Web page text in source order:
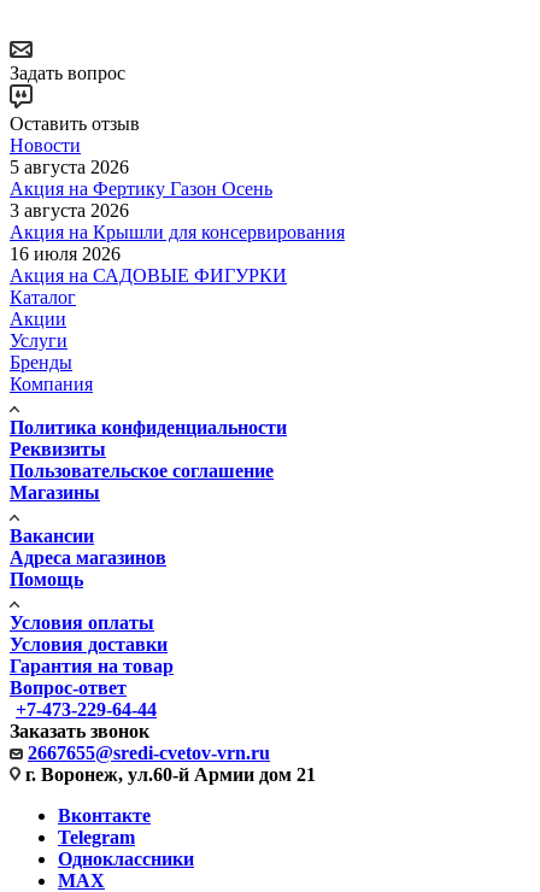
Задать вопрос
Оставить отзыв
Новости
5 августа 2026
Акция на Фертику Газон Осень
3 августа 2026
Акция на Крышли для консервирования
16 июля 2026
Акция на САДОВЫЕ ФИГУРКИ
Каталог
Акции
Услуги
Бренды
Компания
Политика конфиденциальности
Реквизиты
Пользовательское соглашение
Магазины
Вакансии
Адреса магазинов
Помощь
Условия оплаты
Условия доставки
Гарантия на товар
Вопрос-ответ
+7-473-229-64-44
Заказать звонок
2667655@sredi-cvetov-vrn.ru
г. Воронеж, ул.60-й Армии дом 21
Вконтакте
Telegram
Одноклассники
MAX